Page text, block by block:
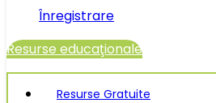
Înregistrare
Resurse educaţionale
Resurse Gratuite